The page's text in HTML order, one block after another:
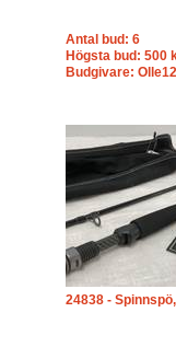
Antal bud: 6
Högsta bud: 500
Budgivare:
24838 -